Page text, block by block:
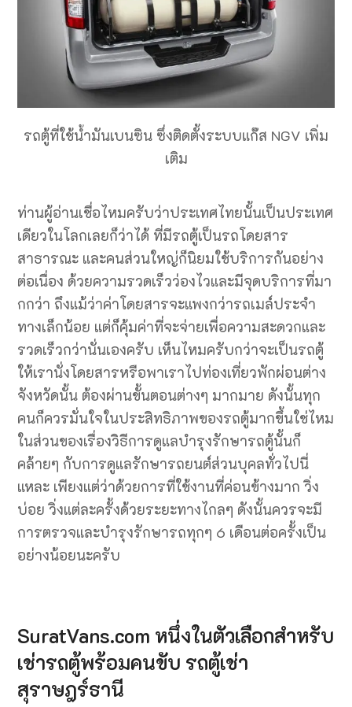
รถตู้ที่ใช้น้ำมันเบนซิน ซึ่งติดตั้งระบบแก๊ส NGV เพิ่ม
เติม
ท่านผู้อ่านเชื่อไหมครับว่าประเทศไทยนั้นเป็นประเทศ
เดียวในโลกเลยก็ว่าได้ ที่มีรถตู้เป็นรถโดยสาร
สาธารณะ และคนส่วนใหญ่ก็นิยมใช้บริการกันอย่าง
ต่อเนื่อง ด้วยความรวดเร็วว่องไวและมีจุดบริการที่มา
กกว่า ถึงแม้ว่าค่าโดยสารจะแพงกว่ารถเมล์ประจำ
ทางเล็กน้อย แต่ก็คุ้มค่าที่จะจ่ายเพื่อความสะดวกและ
รวดเร็วกว่านั่นเองครับ เห็นไหมครับกว่าจะเป็นรถตู้
ให้เรานั่งโดยสารหรือพาเราไปท่องเที่ยวพักผ่อนต่าง
จังหวัดนั้น ต้องผ่านขั้นตอนต่างๆ มากมาย ดังนั้นทุก
คนก็ควรมั่นใจในประสิทธิภาพของรถตู้มากขึ้นใช่ไหม
ในส่วนของเรื่องวิธีการดูแลบำรุงรักษารถตู้นั้นก็
คล้ายๆ กับการดูแลรักษารถยนต์ส่วนบุคลทั่วไปนี่
แหละ เพียงแต่ว่าด้วยการที่ใช้งานที่ค่อนข้างมาก วิ่ง
บ่อย วิ่งแต่ละครั้งด้วยระยะทางไกลๆ ดังนั้นควรจะมี
การตรวจและบำรุงรักษารถทุกๆ 6 เดือนต่อครั้งเป็น
อย่างน้อยนะครับ
SuratVans.com หนึ่งในตัวเลือกสำหรับ
เช่ารถตู้พร้อมคนขับ รถตู้เช่า
สุราษฎร์ธานี